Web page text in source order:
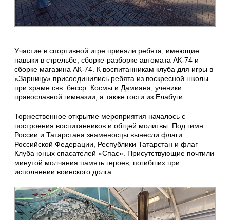
Участие в спортивной игре приняли ребята, имеющие
навыки в стрельбе, сборке-разборке автомата АК-74 и
сборке магазина АК-74. К воспитанникам клуба для игры в
«Зарницу» присоединились ребята из воскресной школы
при храме свв. бесср. Космы и Дамиана, ученики
православной гимназии, а также гости из Елабуги.
Торжественное открытие мероприятия началось с
построения воспитанников и общей молитвы. Под гимн
России и Татарстана знаменосцы вынесли флаги
Российской Федерации, Республики Татарстан и флаг
Клуба юных спасателей «Спас». Присутствующие почтили
минутой молчания память героев, погибших при
исполнении воинского долга.